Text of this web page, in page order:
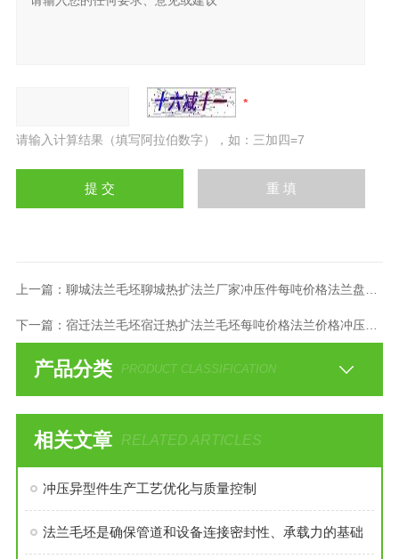
请输入计算结果（填写阿拉伯数字），如：三加四=7
上一篇： 聊城法兰毛坯聊城热扩法兰厂家冲压件每吨价格法兰盘毛坯
下一篇： 宿迁法兰毛坯宿迁热扩法兰毛坯每吨价格法兰价格冲压件厂
产品分类 PRODUCT CLASSIFICATION
相关文章 RELATED ARTICLES
冲压异型件生产工艺优化与质量控制
法兰毛坯是确保管道和设备连接密封性、承载力的基础